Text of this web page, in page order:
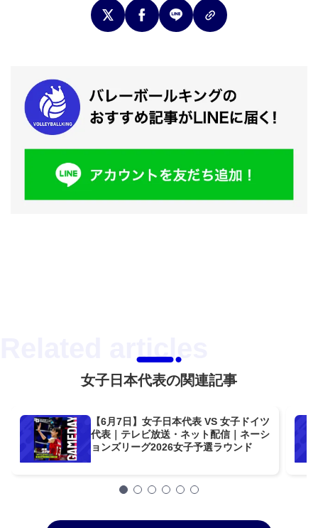
女子日本代表の関連記事
【6月7日】女子日本代表 VS 女子ドイツ
代表｜テレビ放送・ネット配信｜ネーシ
ョンズリーグ2026女子予選ラウンド